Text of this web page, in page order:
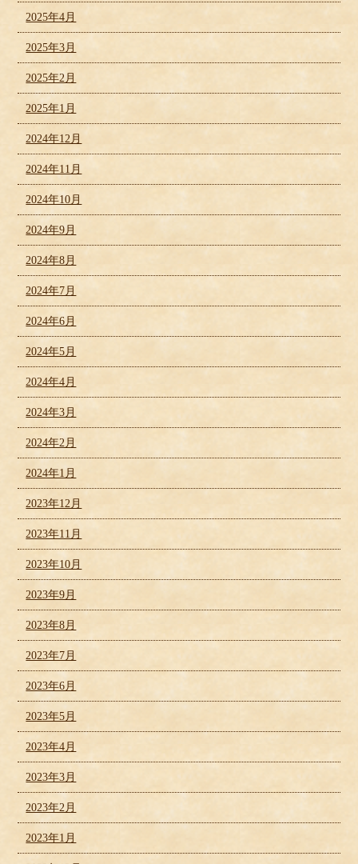
2025年4月
2025年3月
2025年2月
2025年1月
2024年12月
2024年11月
2024年10月
2024年9月
2024年8月
2024年7月
2024年6月
2024年5月
2024年4月
2024年3月
2024年2月
2024年1月
2023年12月
2023年11月
2023年10月
2023年9月
2023年8月
2023年7月
2023年6月
2023年5月
2023年4月
2023年3月
2023年2月
2023年1月